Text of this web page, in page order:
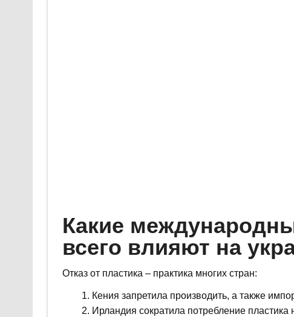
Какие
всего влияют на
Отказ от пластика – практика многих стран:
Кения запретила производить, а также
Ирландия сократила потребление пластика